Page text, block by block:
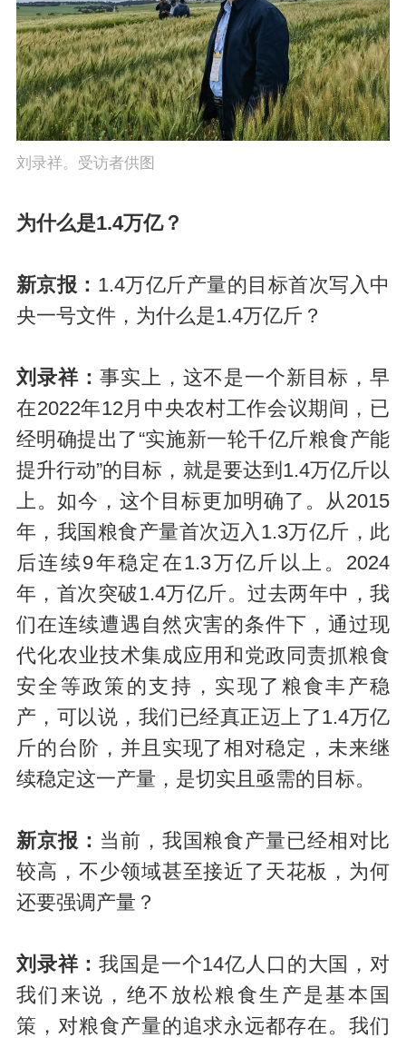
刘录祥。受访者供图
为什么是1.4万亿？
新京报： 1.4万亿斤产量的目标首次写入中
央一号文件，为什么是1.4万亿斤？
刘录祥： 事实上，这不是一个新目标，早
在2022年12月中央农村工作会议期间，已
经明确提出了“实施新一轮千亿斤粮食产能
提升行动”的目标，就是要达到1.4万亿斤以
上。如今，这个目标更加明确了。从2015
年，我国粮食产量首次迈入1.3万亿斤，此
后连续9年稳定在1.3万亿斤以上。2024
年，首次突破1.4万亿斤。过去两年中，我
们在连续遭遇自然灾害的条件下，通过现
代化农业技术集成应用和党政同责抓粮食
安全等政策的支持，实现了粮食丰产稳
产，可以说，我们已经真正迈上了1.4万亿
斤的台阶，并且实现了相对稳定，未来继
续稳定这一产量，是切实且亟需的目标。
新京报： 当前，我国粮食产量已经相对比
较高，不少领域甚至接近了天花板，为何
还要强调产量？
刘录祥：我国是一个14亿人口的大国，对
我们来说，绝不放松粮食生产是基本国
策，对粮食产量的追求永远都存在。我们